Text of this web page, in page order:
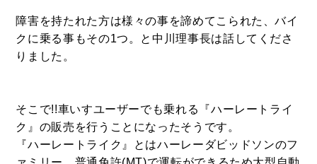
障害を持たれた方は様々の事を諦めてこられた、バイ
クに乗る事もその1つ。と中川理事長は話してくださ
りました。
そこで!!車いすユーザーでも乗れる『ハーレートライ
ク』の販売を行うことになったそうです。
『ハーレートライク』とはハーレーダビッドソンのフ